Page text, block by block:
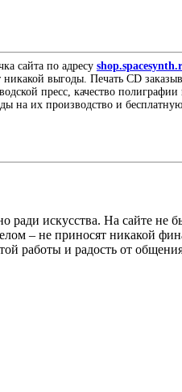
сайта по адресу
выгоды. Печать CD
пресс, качество
на их производство и
ради искусства. На сайте
– не приносят никакой
работы и радость от